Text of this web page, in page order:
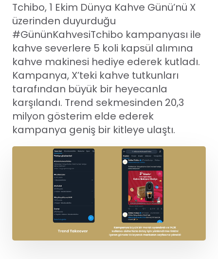
Tchibo, 1 Ekim Dünya Kahve Günü’nü X
üzerinden duyurduğu
#GününKahvesiTchibo kampanyası ile
kahve severlere 5 koli kapsül alımına
kahve makinesi hediye ederek kutladı.
Kampanya, X’teki kahve tutkunları
tarafından büyük bir heyecanla
karşılandı. Trend sekmesinden 20,3
milyon gösterim elde ederek
kampanya geniş bir kitleye ulaştı.